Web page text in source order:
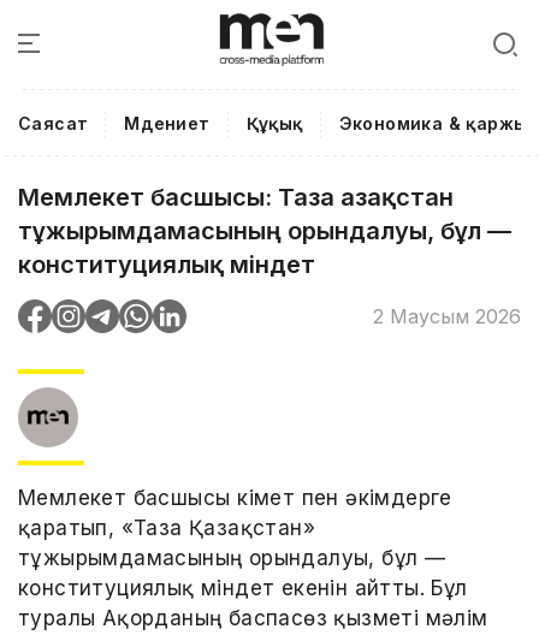
Саясат Мәдениет Құқық Экономика & қаржы
Мемлекет басшысы: Таза Қазақстан
тұжырымдамасының орындалуы, бұл —
конституциялық міндет
2 Маусым 2026
Мемлекет басшысы Үкімет пен әкімдерге
қаратып, «Таза Қазақстан»
тұжырымдамасының орындалуы, бұл —
конституциялық міндет екенін айтты. Бұл
туралы Ақорданың баспасөз қызметі мәлім